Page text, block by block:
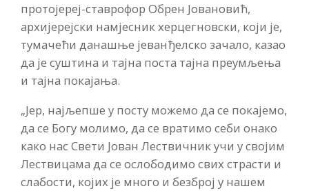
протојереј-ставрофор Обрен Јовановић,
архијерејски намјесник херцегновски, који је,
тумачећи данашње јеванђелско зачало, казао
да је суштина и тајна поста тајна преумљења
и тајна покајања.
„Јер, најљепше у посту можемо да се покајемо,
да се Богу молимо, да се вратимо себи онако
како нас Свети Јован Лествичник учи у својим
Лествицама да се ослободимо свих страсти и
слабости, којих је много и безброј у нашем